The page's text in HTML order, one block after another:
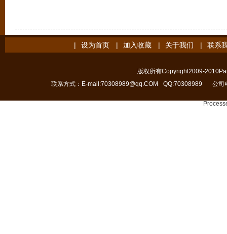
| 设为首页 | 加入收藏 | 关于我们 | 联系
版权所有Copyright2009-
联系方式：E-mail:70308989@qq.COM
QQ:70308989 公司